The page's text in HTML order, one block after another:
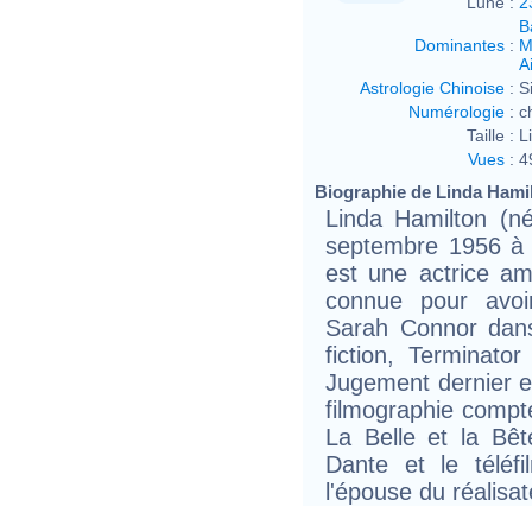
Dominantes :
Astrologie Chinoise :
Numérologie :
Taille :
Vues :
Biographie de Linda
Linda Hamilton
septembre 1956 à
est une actrice
connue pour
Sarah Connor
fiction,
Jugement dernier
filmographie
La Belle et la
Dante et le
l'épouse du